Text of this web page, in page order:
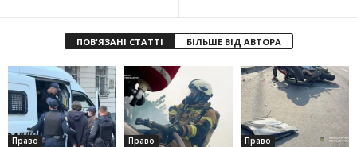
ПОВ'ЯЗАНІ СТАТТІ БІЛЬШЕ ВІД АВТОРА
Право Право Право